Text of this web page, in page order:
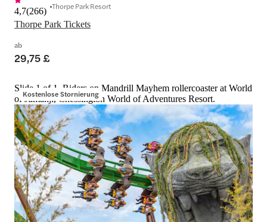
Thorpe Park Tickets
4,7(266) Thorpe Park Resort
ab
29,75 £
Kostenlose Stornierung
Slide 1 of 1, Riders on Mandrill Mayhem rollercoaster at World
of Jumanji, Chessington World of Adventures Resort.